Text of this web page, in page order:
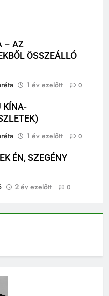
– AZ
ÖSSZEÁLLÓ
1 év ezelőtt 0
KÍNA-
1 év ezelőtt 0
ÉN, SZEGÉNY
2 év ezelőtt 0